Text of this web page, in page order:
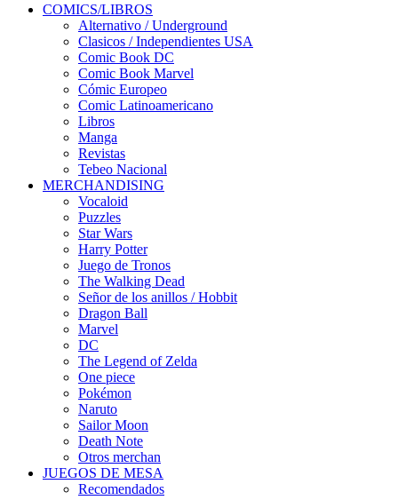
COMICS/LIBROS
Alternativo / Underground
Clasicos / Independientes USA
Comic Book DC
Comic Book Marvel
Cómic Europeo
Comic Latinoamericano
Libros
Manga
Revistas
Tebeo Nacional
MERCHANDISING
Vocaloid
Puzzles
Star Wars
Harry Potter
Juego de Tronos
The Walking Dead
Señor de los anillos / Hobbit
Dragon Ball
Marvel
DC
The Legend of Zelda
One piece
Pokémon
Naruto
Sailor Moon
Death Note
Otros merchan
JUEGOS DE MESA
Recomendados